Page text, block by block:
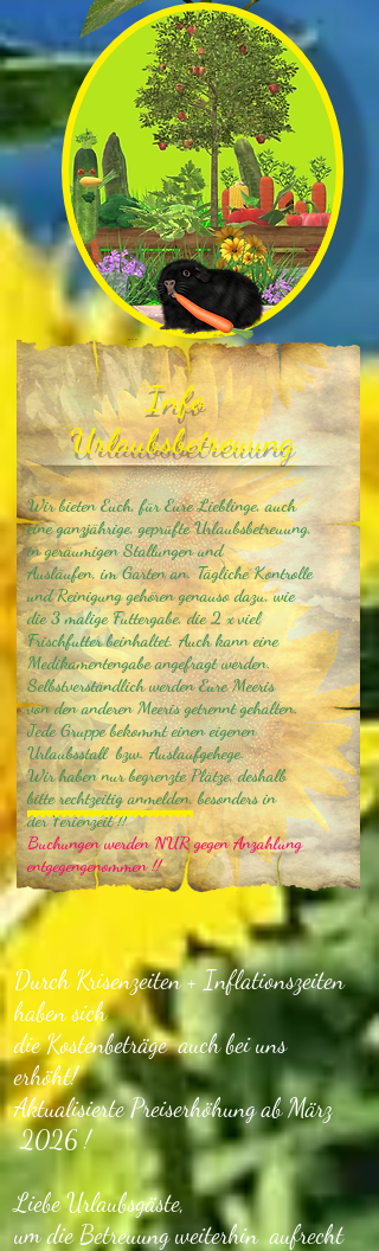
Wir bieten Euch, für Eure Lieblinge, auch
eine ganzjährige, geprüfte Urlaubsbetreuung,
in geräumigen Stallungen und
Ausläufen, im Garten an. Tägliche Kontrolle
und Reinigung gehören genauso dazu, wie
die 3 malige Futtergabe, die 2 x viel
Frischfutter beinhaltet. Auch kann eine
Medikamentengabe angefragt werden.
Selbstverständlich werden Eure Meeris
von den anderen Meeris getrennt gehalten.
Jede Gruppe bekommt einen eigenen
Urlaubsstall bzw. Auslaufgehege.
Wir haben nur begrenzte Plätze, deshalb
bitte rechtzeitig anmelden, besonders in
der Ferienzeit !!
Buchungen werden NUR gegen Anzahlung
entgegengenommen !!
Info
Urlaubsbetreuung
Durch Krisenzeiten + Inflationszeiten
haben sich
die Kostenbeträge auch bei uns
erhöht!
Aktualisierte Preiserhöhung ab März
2026 !
Liebe Urlaubsgäste,
um die Betreuung weiterhin aufrecht